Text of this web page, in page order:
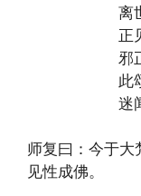
离
正
邪
此
迷
师复曰：今于大
见性成佛。